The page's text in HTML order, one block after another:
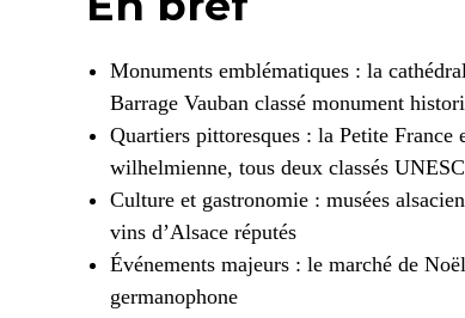
Monuments emblématiques : la
Barrage Vauban classé monument
Quartiers pittoresques : la Petite France
wilhelmienne, tous deux classés
Culture et gastronomie : musées
vins d’Alsace réputés
Événements majeurs : le marché de
germanophone